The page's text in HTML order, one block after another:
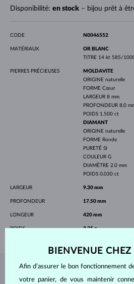
Disponibilité: en stock– bijou prêt à
CODE N0046552
MATÉRIAUX
OR BLANC
TITRE 14 kt 585/
PIERRES PRÉCIEUSES
MOLDAVITE
ORIGINE naturelle
FORME Cœur
LARGEUR 8 mm
PROFONDEUR 8.0
POIDS 1.500 ct
DIAMANT
ORIGINE naturelle
FORME Ronde
PURETÉ SI
COULEUR G
DIAMÈTRE 2.0 mm
POIDS 0.030 ct
LARGEUR 9.30 mm
PROFONDEUR 17.50 mm
LONGEUR 420 mm
POIDS 2.25 g
BIJOUX DE
BIENVENUE
Afin d’assurer le bon fonctionnement
votre panier, de vous maintenir